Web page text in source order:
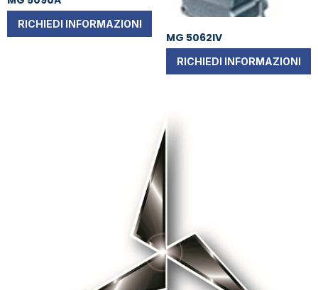
RICHIEDI INFORMAZIONI
MG 5062IV
RICHIEDI INFORMAZIONI